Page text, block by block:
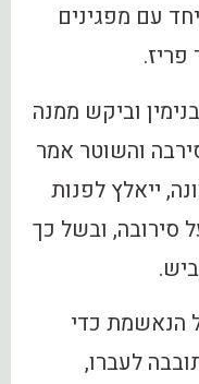
עם מפגינים
וביקש ממנה
והשוטר אמר
ייאלץ לפנות
סירובה, ובשל כך
הנאשמת כדי
לעברו,